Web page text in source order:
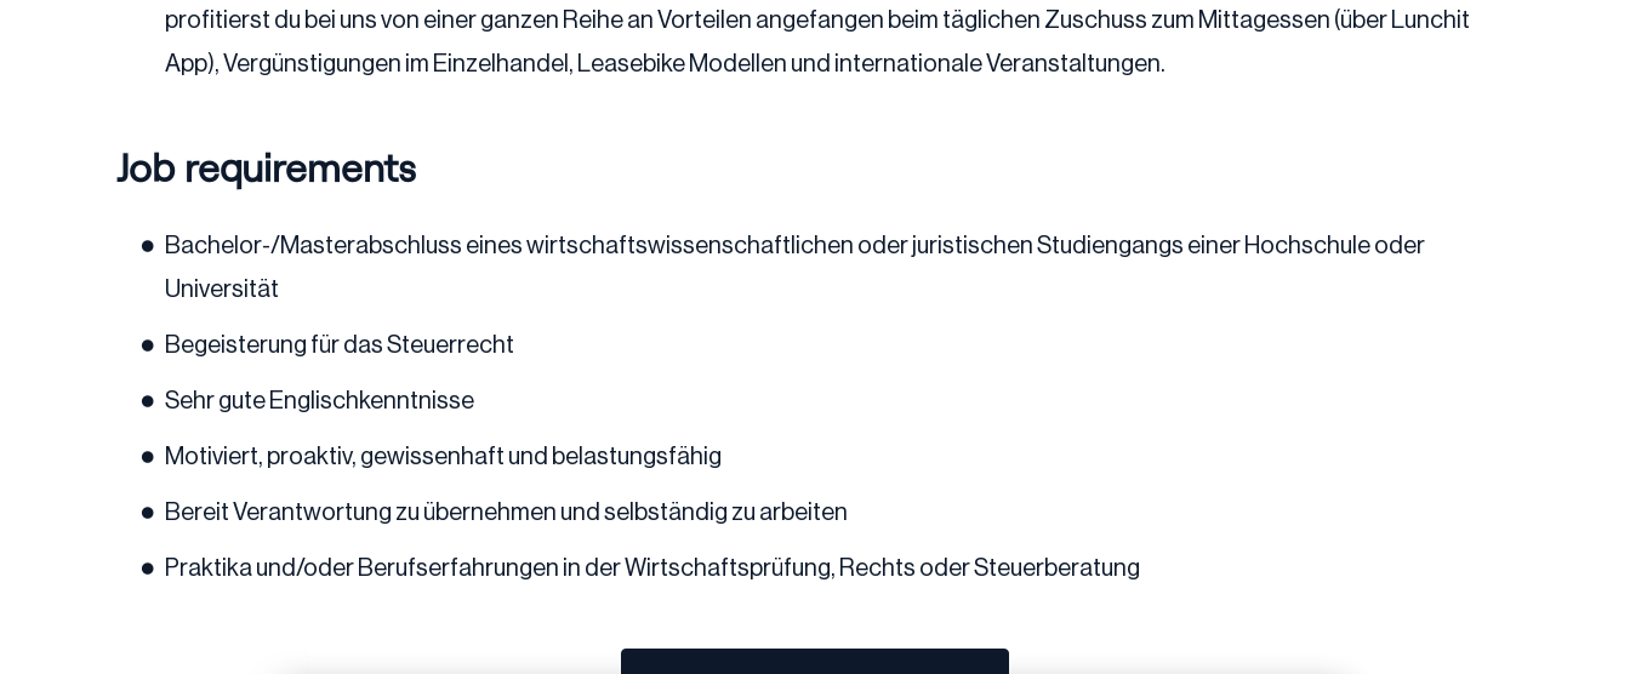
profitierst du bei uns von einer ganzen Reihe an Vorteilen angefangen beim täglichen Zuschuss zum Mittagessen (über Lunchit
App), Vergünstigungen im Einzelhandel, Leasebike Modellen und internationale Veranstaltungen.
Job requirements
Bachelor-/Masterabschluss eines wirtschaftswissenschaftlichen oder juristischen Studiengangs einer Hochschule oder
Universität
Begeisterung für das Steuerrecht
Sehr gute Englischkenntnisse
Motiviert, proaktiv, gewissenhaft und belastungsfähig
Bereit Verantwortung zu übernehmen und selbständig zu arbeiten
Praktika und/oder Berufserfahrungen in der Wirtschaftsprüfung, Rechts oder Steuerberatung